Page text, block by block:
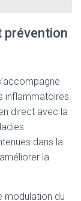
prévention
inflammatoires.
direct avec la
dans la
la
modulation du